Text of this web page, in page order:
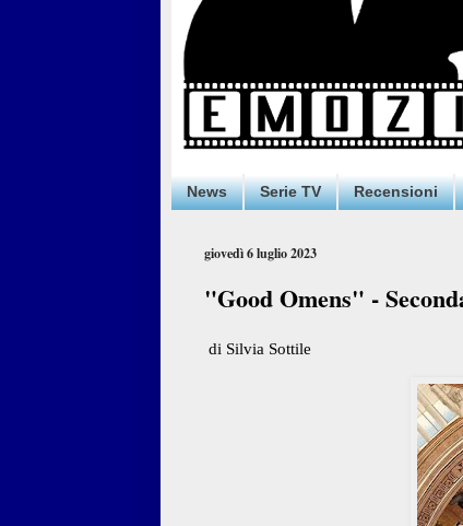
News Serie TV Recensioni
giovedì 6 luglio 2023
"Good Omens" -
di Silvia Sottile